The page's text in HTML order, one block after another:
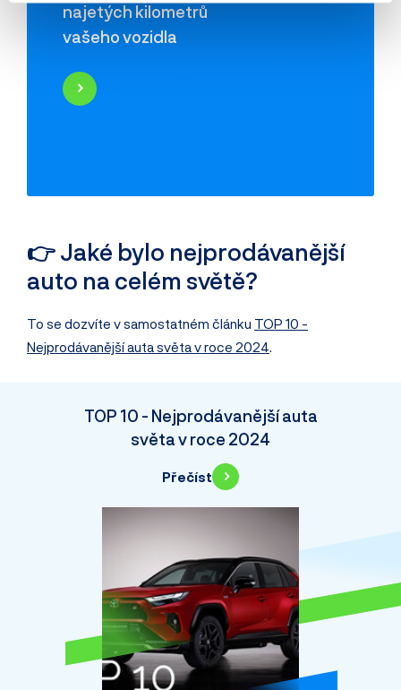
najetých kilometrů
vašeho vozidla
Najeté kilometry
👉 Jaké bylo nejprodávanější
auto na celém světě?
To se dozvíte v samostatném článku TOP 10 -
Nejprodávanější auta světa v roce 2024.
TOP 10 - Nejprodávanější auta
světa v roce 2024
Přečíst